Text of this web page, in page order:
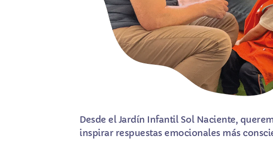
Desde el Jardín Infantil Sol Naciente,
inspirar respuestas emocionales más